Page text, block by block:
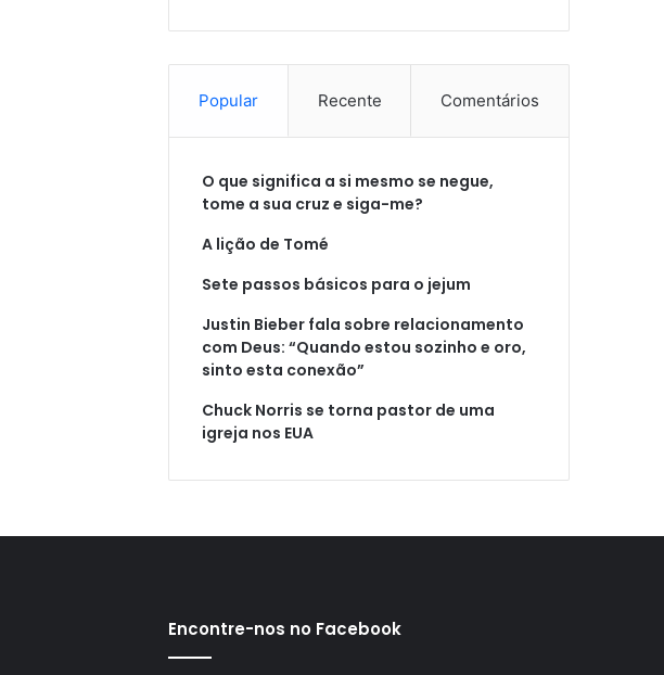
Popular Recente Comentários
O que significa a si mesmo se negue,
tome a sua cruz e siga-me?
A lição de Tomé
Sete passos básicos para o jejum
Justin Bieber fala sobre relacionamento
com Deus: “Quando estou sozinho e oro,
sinto esta conexão”
Chuck Norris se torna pastor de uma
igreja nos EUA
Encontre-nos no Facebook